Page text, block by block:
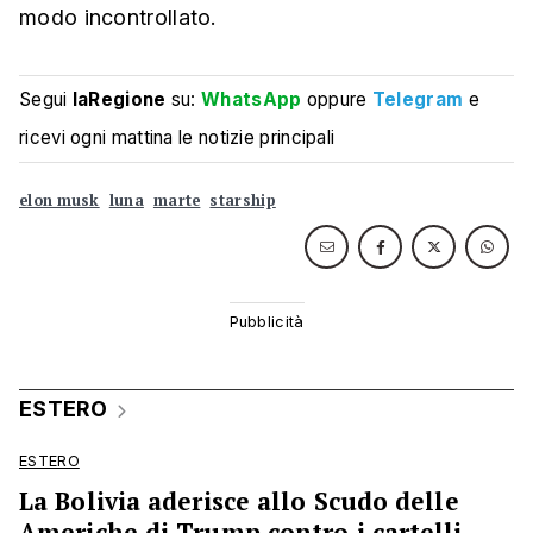
modo incontrollato.
Segui laRegione su:WhatsApp oppure Telegram e
ricevi ogni mattina le notizie principali
elon musk luna marte starship
ESTERO
ESTERO
La Bolivia aderisce allo Scudo delle